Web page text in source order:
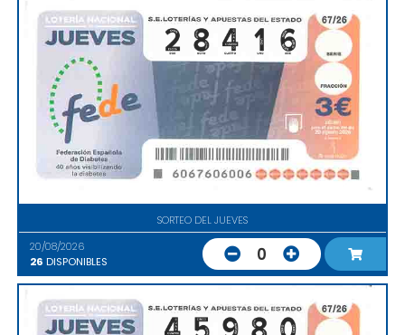
SORTEO DEL JUEVES
20/08/2026
26 DISPONIBLES 0